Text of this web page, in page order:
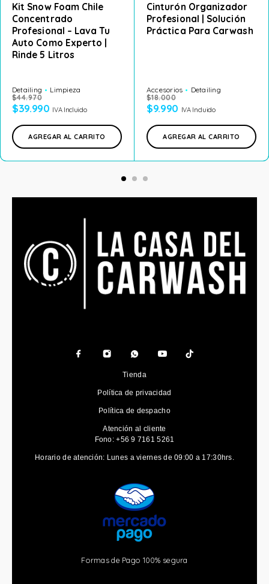
Kit Snow Foam Chile
Concentrado
Profesional – Lava Tu
Auto Como Experto |
Rinde 5 Litros
Detailing
Limpieza
$44.970
$39.990 IVA Incluido
AGREGAR AL CARRITO
Cinturón Organizador
Profesional | Solución
Práctica Para Carwash
Accesorios
Detailing
$18.000
$9.990 IVA Incluido
AGREGAR AL CARRITO
Tienda
Política de privacidad
Política de despacho
Atención al cliente
Fono: +56 9 7161 5261
Horario de atención: Lunes a viernes de 09:00 a 17:30hrs.
Formas de Pago 100% segura